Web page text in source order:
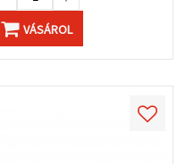
VÁSÁROL